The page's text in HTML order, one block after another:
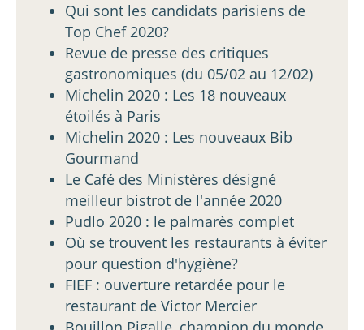
Qui sont les candidats parisiens de
Top Chef 2020?
Revue de presse des critiques
gastronomiques (du 05/02 au 12/02)
Michelin 2020 : Les 18 nouveaux
étoilés à Paris
Michelin 2020 : Les nouveaux Bib
Gourmand
Le Café des Ministères désigné
meilleur bistrot de l'année 2020
Pudlo 2020 : le palmarès complet
Où se trouvent les restaurants à éviter
pour question d'hygiène?
FIEF : ouverture retardée pour le
restaurant de Victor Mercier